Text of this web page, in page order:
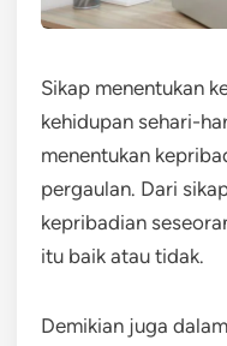
Sikap menentukan
kehidupan sehari-
menentukan
pergaulan. Dari
kepribadian
itu baik atau tidak.
Demikian juga